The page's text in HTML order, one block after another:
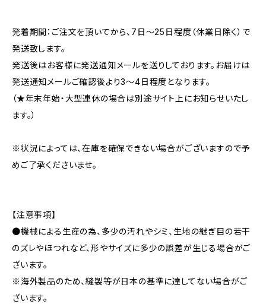
発着期間：ご注文を頂いてから、7日〜25日程度（休業日除く）で
発送致します。
発送後はお客様に発送通知メールを送りしております。お届けは
発送通知メールご確認後より3〜4日程度となります。
（★年末年始・大型連休の場合は別途サイト上にお知らせいたし
ます。）
※状況によっては、在庫を確保できない場合がございますので予
めご了承くださいませ。
【注意事項】
●機械による生産の為、多少の汚れやシミ、生地の継ぎ目の若干
のズレやほつれなど、形やサイズに多少の誤差が生じる場合がご
ざいます。
※海外製品のため、縫製等が日本の基準に達してない場合がご
ざいます。